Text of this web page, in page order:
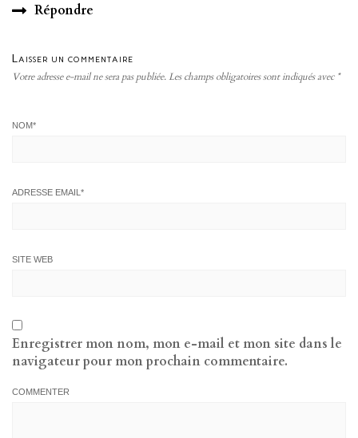
Répondre
Laisser un commentaire
Votre adresse e-mail ne sera pas publiée.Les champs obligatoires sont indiqués avec *
NOM*
ADRESSE EMAIL *
SITE WEB
Enregistrer mon nom, mon e-mail et mon site dans le
navigateur pour mon prochain commentaire.
COMMENTER